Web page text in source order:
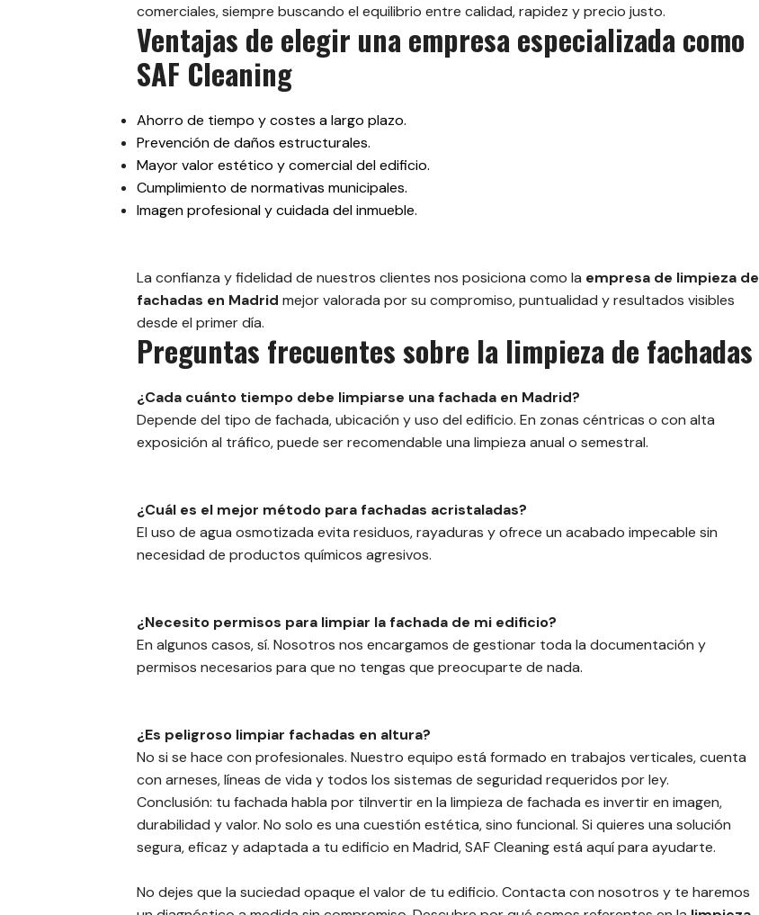
comerciales, siempre buscando el equilibrio entre calidad, rapidez y precio justo.
Ventajas de elegir una empresa especializada como
SAF Cleaning
Ahorro de tiempo y costes a largo plazo.
Prevención de daños estructurales.
Mayor valor estético y comercial del edificio.
Cumplimiento de normativas municipales.
Imagen profesional y cuidada del inmueble.
La confianza y fidelidad de nuestros clientes nos posiciona como la empresa de limpieza de
fachadas en Madrid mejor valorada por su compromiso, puntualidad y resultados visibles
desde el primer día.
Preguntas frecuentes sobre la limpieza de fachadas
¿Cada cuánto tiempo debe limpiarse una fachada en Madrid?
Depende del tipo de fachada, ubicación y uso del edificio. En zonas céntricas o con alta
exposición al tráfico, puede ser recomendable una limpieza anual o semestral.
¿Cuál es el mejor método para fachadas acristaladas?
El uso de agua osmotizada evita residuos, rayaduras y ofrece un acabado impecable sin
necesidad de productos químicos agresivos.
¿Necesito permisos para limpiar la fachada de mi edificio?
En algunos casos, sí. Nosotros nos encargamos de gestionar toda la documentación y
permisos necesarios para que no tengas que preocuparte de nada.
¿Es peligroso limpiar fachadas en altura?
No si se hace con profesionales. Nuestro equipo está formado en trabajos verticales, cuenta
con arneses, líneas de vida y todos los sistemas de seguridad requeridos por ley.
Conclusión: tu fachada habla por tiInvertir en la limpieza de fachada es invertir en imagen,
durabilidad y valor. No solo es una cuestión estética, sino funcional. Si quieres una solución
segura, eficaz y adaptada a tu edificio en Madrid, SAF Cleaning está aquí para ayudarte.
No dejes que la suciedad opaque el valor de tu edificio. Contacta con nosotros y te haremos